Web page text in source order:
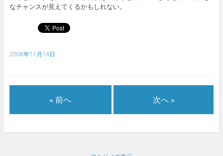
なチャンスが見えてくるかもしれない。
2008年11月14日
« 前へ 次へ »